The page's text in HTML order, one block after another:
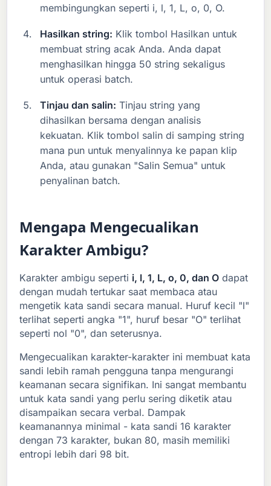
membingungkan seperti i, l, 1, L, o, 0, O.
Hasilkan string: Klik tombol Hasilkan untuk
membuat string acak Anda. Anda dapat
menghasilkan hingga 50 string sekaligus
untuk operasi batch.
Tinjau dan salin: Tinjau string yang
dihasilkan bersama dengan analisis
kekuatan. Klik tombol salin di samping string
mana pun untuk menyalinnya ke papan klip
Anda, atau gunakan "Salin Semua" untuk
penyalinan batch.
Mengapa Mengecualikan
Karakter Ambigu?
Karakter ambigu seperti i, l, 1, L, o, 0, dan O dapat
dengan mudah tertukar saat membaca atau
mengetik kata sandi secara manual. Huruf kecil "l"
terlihat seperti angka "1", huruf besar "O" terlihat
seperti nol "0", dan seterusnya.
Mengecualikan karakter-karakter ini membuat kata
sandi lebih ramah pengguna tanpa mengurangi
keamanan secara signifikan. Ini sangat membantu
untuk kata sandi yang perlu sering diketik atau
disampaikan secara verbal. Dampak
keamanannya minimal - kata sandi 16 karakter
dengan 73 karakter, bukan 80, masih memiliki
entropi lebih dari 98 bit.